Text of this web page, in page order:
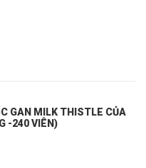
GAN MILK THISTLE CỦA
-240 VIÊN)